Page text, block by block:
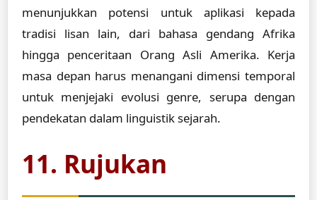
menunjukkan potensi untuk aplikasi kepada
tradisi lisan lain, dari bahasa gendang Afrika
hingga penceritaan Orang Asli Amerika. Kerja
masa depan harus menangani dimensi temporal
untuk menjejaki evolusi genre, serupa dengan
pendekatan dalam linguistik sejarah.
11. Rujukan